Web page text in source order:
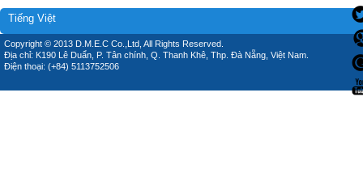
Tiếng Việt
Copyright © 2013 D.M.E.C Co.,Ltd, All Rights Reserved.
Địa chỉ: K190 Lê Duẩn, P. Tân chính, Q. Thanh Khê, Thp. Đà Nẵng, Việt Nam.
Điện thoại: (+84) 5113752506